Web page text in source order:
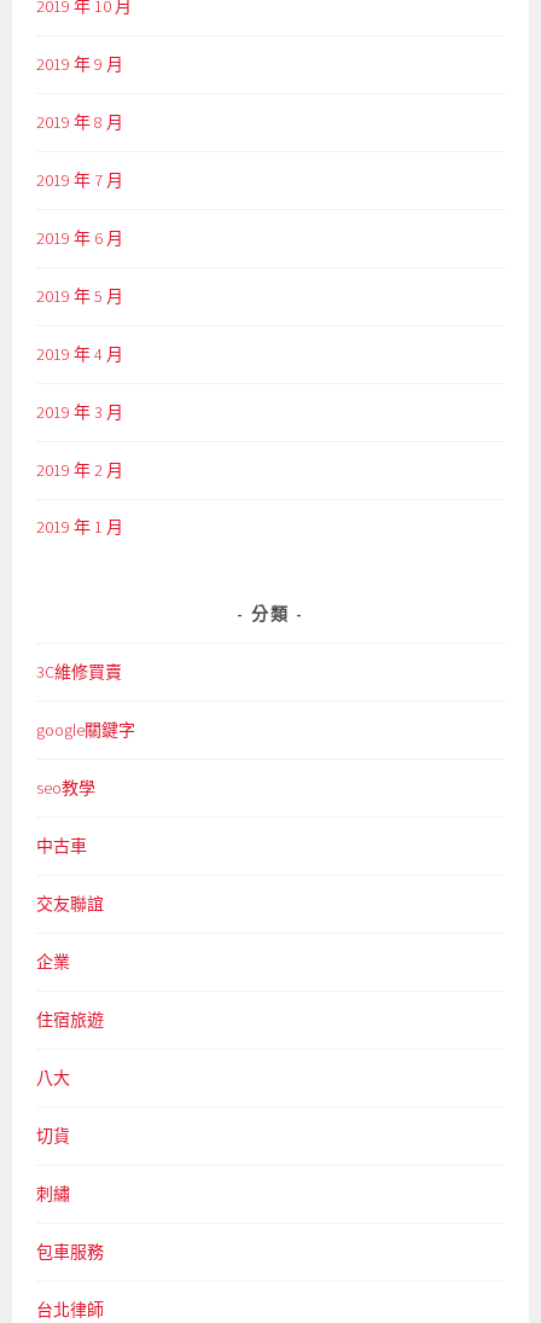
2019 年 10 月
2019 年 9 月
2019 年 8 月
2019 年 7 月
2019 年 6 月
2019 年 5 月
2019 年 4 月
2019 年 3 月
2019 年 2 月
2019 年 1 月
分類
3C維修買賣
google關鍵字
seo教學
中古車
交友聯誼
企業
住宿旅遊
八大
切貨
刺繡
包車服務
台北律師